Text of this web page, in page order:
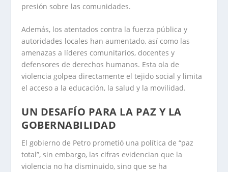
presión sobre las comunidades.
Además, los atentados contra la fuerza pública y
autoridades locales han aumentado, así como las
amenazas a líderes comunitarios, docentes y
defensores de derechos humanos. Esta ola de
violencia golpea directamente el tejido social y limita
el acceso a la educación, la salud y la movilidad.
UN DESAFÍO PARA LA PAZ Y LA
GOBERNABILIDAD
El gobierno de Petro prometió una política de “paz
total”, sin embargo, las cifras evidencian que la
violencia no ha disminuido, sino que se ha